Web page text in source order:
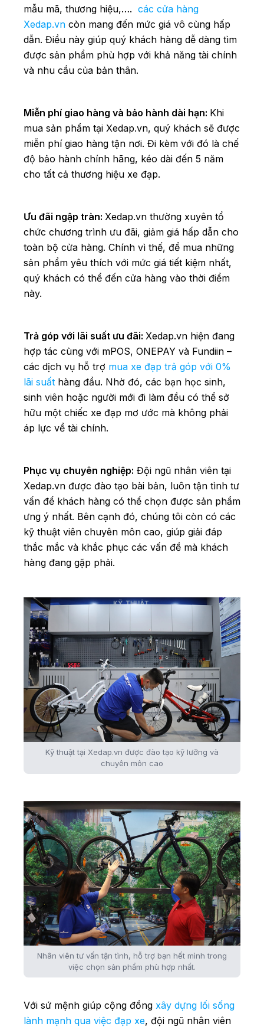
mẫu mã, thương hiệu,…. các cửa hàng
Xedap.vn còn mang đến mức giá vô cùng hấp
dẫn. Điều này giúp quý khách hàng dễ dàng tìm
được sản phẩm phù hợp với khả năng tài chính
và nhu cầu của bản thân.
Miễn phí giao hàng và bảo hành dài hạn: Khi
mua sản phẩm tại Xedap.vn, quý khách sẽ được
miễn phí giao hàng tận nơi. Đi kèm với đó là chế
độ bảo hành chính hãng, kéo dài đến 5 năm
cho tất cả thương hiệu xe đạp.
Ưu đãi ngập tràn: Xedap.vn thường xuyên tổ
chức chương trình ưu đãi, giảm giá hấp dẫn cho
toàn bộ cửa hàng. Chính vì thế, để mua những
sản phẩm yêu thích với mức giá tiết kiệm nhất,
quý khách có thể đến cửa hàng vào thời điểm
này.
Trả góp với lãi suất ưu đãi: Xedap.vn hiện đang
hợp tác cùng với mPOS, ONEPAY và Fundiin –
các dịch vụ hỗ trợ mua xe đạp trả góp với 0%
lãi suất hàng đầu. Nhờ đó, các bạn học sinh,
sinh viên hoặc người mới đi làm đều có thể sở
hữu một chiếc xe đạp mơ ước mà không phải
áp lực về tài chính.
Phục vụ chuyên nghiệp: Đội ngũ nhân viên tại
Xedap.vn được đào tạo bài bản, luôn tận tình tư
vấn để khách hàng có thể chọn được sản phẩm
ưng ý nhất. Bên cạnh đó, chúng tôi còn có các
kỹ thuật viên chuyên môn cao, giúp giải đáp
thắc mắc và khắc phục các vấn đề mà khách
hàng đang gặp phải.
Kỹ thuật tại Xedap.vn được đào tạo kỹ lưỡng và
chuyên môn cao
Nhân viên tư vấn tận tình, hỗ trợ bạn hết mình trong
việc chọn sản phẩm phù hợp nhất.
Với sứ mệnh giúp cộng đồng xây dựng lối sống
lành mạnh qua việc đạp xe, đội ngũ nhân viên